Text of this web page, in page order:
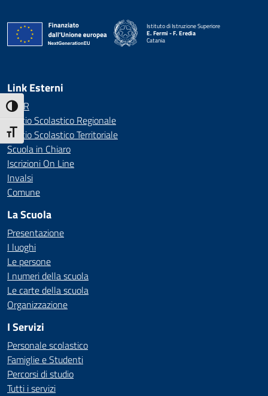
Attiva/disattiva alto contrasto
Attiva/disattiva dimensione testo
Istituto di Istruzione Superiore
E. Fermi - F. Eredia
Catania
Link Esterni
MIUR
Ufficio Scolastico Regionale
Ufficio Scolastico Territoriale
Scuola in Chiaro
Iscrizioni On Line
Invalsi
Comune
La Scuola
Presentazione
I luoghi
Le persone
I numeri della scuola
Le carte della scuola
Organizzazione
I Servizi
Personale scolastico
Famiglie e Studenti
Percorsi di studio
Tutti i servizi